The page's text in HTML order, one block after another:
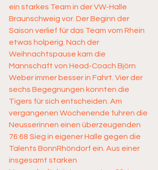
ein starkes Team in der VW-Halle
Braunschweig vor. Der Beginn der
Saison verlief für das Team vom Rhein
etwas holperig. Nach der
Weihnachtspause kam die
Mannschaft von Head-Coach Björn
Weber immer besser in Fahrt. Vier der
sechs Begegnungen konnten die
Tigers für sich entscheiden. Am
vergangenen Wochenende fuhren die
Neusserinnen einen überzeugenden
76:68 Sieg in eigener Halle gegen die
Talents BonnRhöndorf ein. Aus einer
insgesamt starken